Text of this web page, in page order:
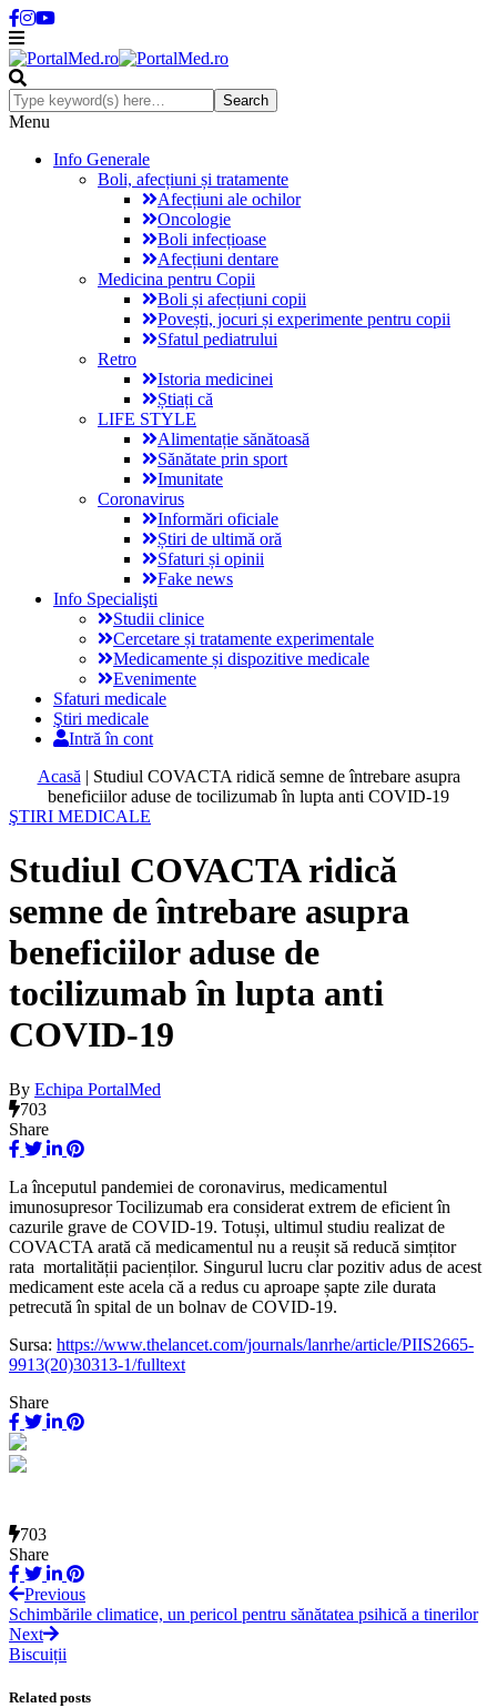
Menu
Info Generale
Boli, afecțiuni și tratamente
Afecțiuni ale ochilor
Oncologie
Boli infecțioase
Afecțiuni dentare
Medicina pentru Copii
Boli și afecțiuni copii
Povești, jocuri și experimente pentru copii
Sfatul pediatrului
Retro
Istoria medicinei
Știați că
LIFE STYLE
Alimentație sănătoasă
Sănătate prin sport
Imunitate
Coronavirus
Informări oficiale
Știri de ultimă oră
Sfaturi și opinii
Fake news
Info Specialişti
Studii clinice
Cercetare și tratamente experimentale
Medicamente și dispozitive medicale
Evenimente
Sfaturi medicale
Ştiri medicale
Intră în cont
Acasă | Studiul COVACTA ridică semne de întrebare asupra
beneficiilor aduse de tocilizumab în lupta anti COVID-19
ŞTIRI MEDICALE
Studiul COVACTA ridică
semne de întrebare asupra
beneficiilor aduse de
tocilizumab în lupta anti
COVID-19
By Echipa PortalMed
703
Share
La începutul pandemiei de coronavirus, medicamentul
imunosupresor Tocilizumab era considerat extrem de eficient în
cazurile grave de COVID-19. Totuși, ultimul studiu realizat de
COVACTA arată că medicamentul nu a reușit să reducă simțitor
rata mortalității pacienților. Singurul lucru clar pozitiv adus de acest
medicament este acela că a redus cu aproape șapte zile durata
petrecută în spital de un bolnav de COVID-19.
Sursa: https://www.thelancet.com/journals/lanrhe/article/PIIS2665-
9913(20)30313-1/fulltext
Share
703
Share
Previous
Schimbările climatice, un pericol pentru sănătatea psihică a tinerilor
Next
Biscuiții
Related posts